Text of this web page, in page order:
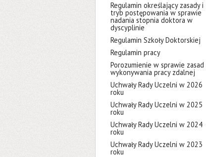
Regulamin określający zasady i
tryb postępowania w sprawie
nadania stopnia doktora w
dyscyplinie
Regulamin Szkoły Doktorskiej
Regulamin pracy
Porozumienie w sprawie zasad
wykonywania pracy zdalnej
Uchwały Rady Uczelni w 2026
roku
Uchwały Rady Uczelni w 2025
roku
Uchwały Rady Uczelni w 2024
roku
Uchwały Rady Uczelni w 2023
roku